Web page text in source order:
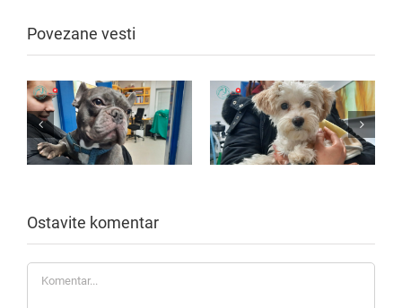
Povezane vesti
Ostavite komentar